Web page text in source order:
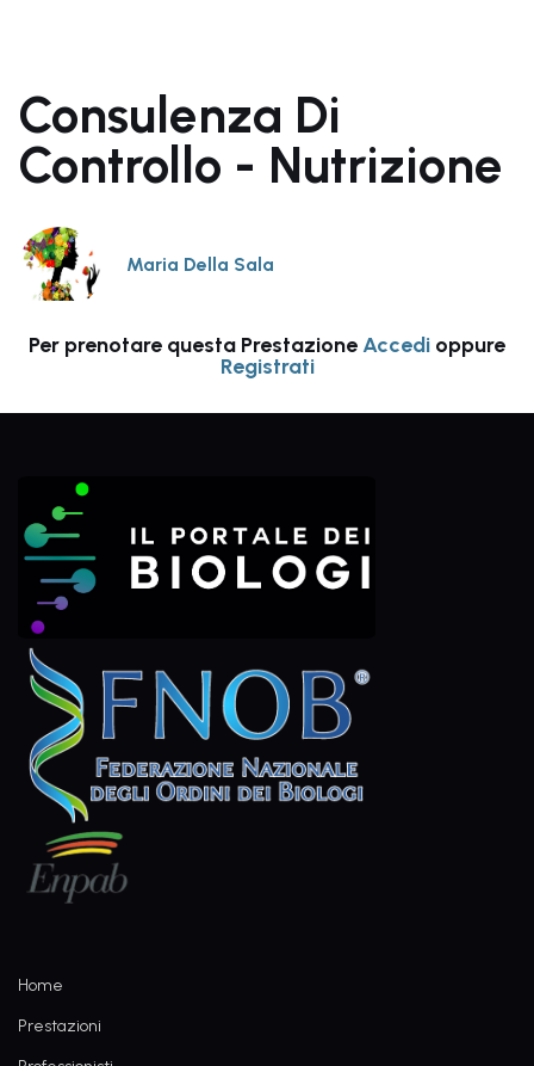
Consulenza Di
Controllo - Nutrizione
Maria Della Sala
Per prenotare questa Prestazione Accedi oppure
Registrati
Home
Prestazioni